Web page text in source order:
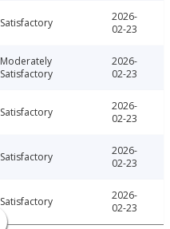
Satisfactory
2026-
02-23
Moderately
Satisfactory
2026-
02-23
Satisfactory
2026-
02-23
Satisfactory
2026-
02-23
Satisfactory
2026-
02-23